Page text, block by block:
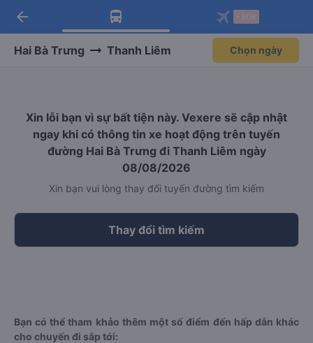
Tải app Vexere ngay!
Nhận ưu đãi thành viên độc
Mở app
Tải app Vexere
-30k/ghế khi đặt vé máy bay qua
Mở app
arrow_back
Hai Bà Trưng Thanh Liêm Chọn ngày
Xin lỗi bạn vì sự bất tiện này. Vexere sẽ cập nhật
ngay khi có thông tin xe hoạt động trên tuyến
đường Hai Bà Trưng đi Thanh Liêm ngày
08/08/2026
Xin bạn vui lòng thay đổi tuyến đường tìm kiếm
Thay đổi tìm kiếm
Bạn có thể tham khảo thêm một số điểm đến hấp dẫn khác
cho chuyến đi sắp tới: